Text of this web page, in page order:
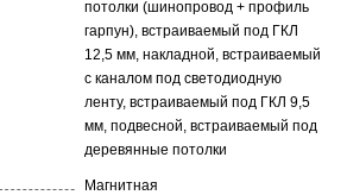
потолки (шинопровод + профиль
гарпун), встраиваемый под ГКЛ
12,5 мм, накладной, встраиваемый
с каналом под светодиодную
ленту, встраиваемый под ГКЛ 9,5
мм, подвесной, встраиваемый под
деревянные потолки
Магнитная